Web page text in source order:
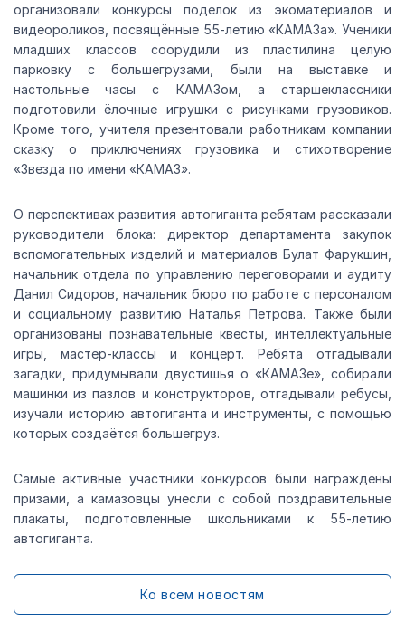
организовали конкурсы поделок из экоматериалов и
видеороликов, посвящённые 55-летию «КАМАЗа». Ученики
младших классов соорудили из пластилина целую
парковку с большегрузами, были на выставке и
настольные часы с КАМАЗом, а старшеклассники
подготовили ёлочные игрушки с рисунками грузовиков.
Кроме того, учителя презентовали работникам компании
сказку о приключениях грузовика и стихотворение
«Звезда по имени «КАМАЗ».
О перспективах развития автогиганта ребятам рассказали
руководители блока: директор департамента закупок
вспомогательных изделий и материалов Булат Фарукшин,
начальник отдела по управлению переговорами и аудиту
Данил Сидоров, начальник бюро по работе с персоналом
и социальному развитию Наталья Петрова. Также были
организованы познавательные квесты, интеллектуальные
игры, мастер-классы и концерт. Ребята отгадывали
загадки, придумывали двустишья о «КАМАЗе», собирали
машинки из пазлов и конструкторов, отгадывали ребусы,
изучали историю автогиганта и инструменты, с помощью
которых создаётся большегруз.
Самые активные участники конкурсов были награждены
призами, а камазовцы унесли с собой поздравительные
плакаты, подготовленные школьниками к 55-летию
автогиганта.
Ко всем новостям